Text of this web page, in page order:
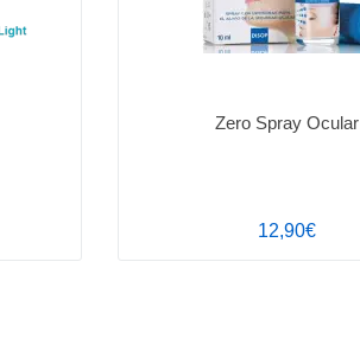
Zero Spray Ocular
12,90€